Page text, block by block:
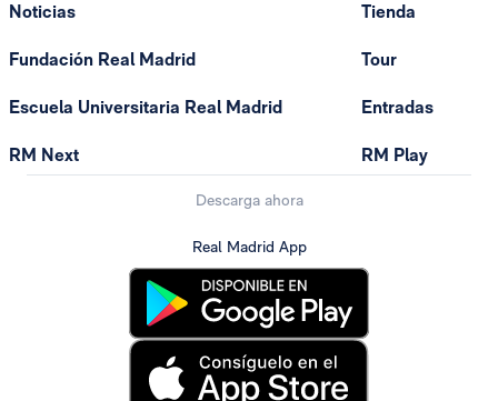
Noticias
Fundación Real Madrid
Escuela Universitaria Real Madrid
RM Next
Tienda
Tour
Entradas
RM Play
Descarga ahora
Real Madrid App